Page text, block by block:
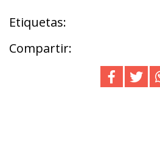
Etiquetas:
Compartir: